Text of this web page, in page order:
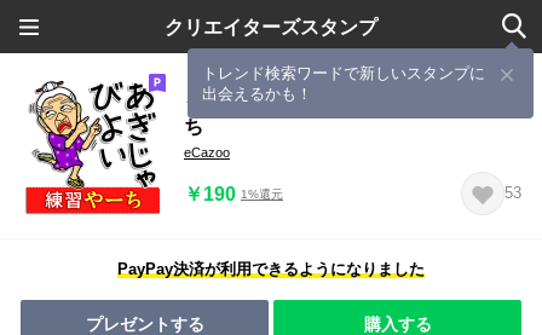
クリエイターズスタンプ
トレンド検索ワードで新しいスタンプに
出会えるかも！
うちなーあびー【沖縄方言】練習やー
ち
eCazoo
￥190 1%還元 53
PayPay決済が利用できるようになりました
プレゼントする 購入する